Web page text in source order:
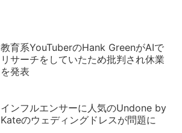
教育系YouTuberのHank GreenがAIで
リサーチをしていたため批判され休業
を発表
インフルエンサーに人気のUndone by
Kateのウェディングドレスが問題に